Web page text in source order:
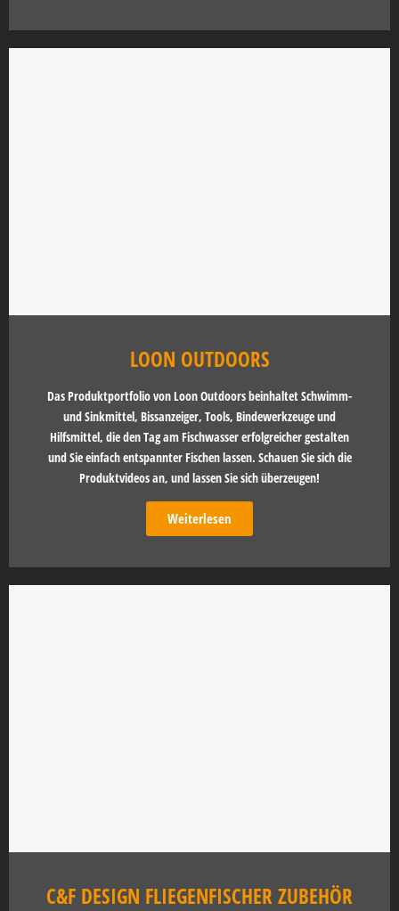
LOON OUTDOORS
Das Produktportfolio von Loon Outdoors beinhaltet Schwimm-
und Sinkmittel, Bissanzeiger, Tools, Bindewerkzeuge und
Hilfsmittel, die den Tag am Fischwasser erfolgreicher gestalten
und Sie einfach entspannter Fischen lassen. Schauen Sie sich die
Produktvideos an, und lassen Sie sich überzeugen!
Weiterlesen
C&F DESIGN FLIEGENFISCHER ZUBEHÖR